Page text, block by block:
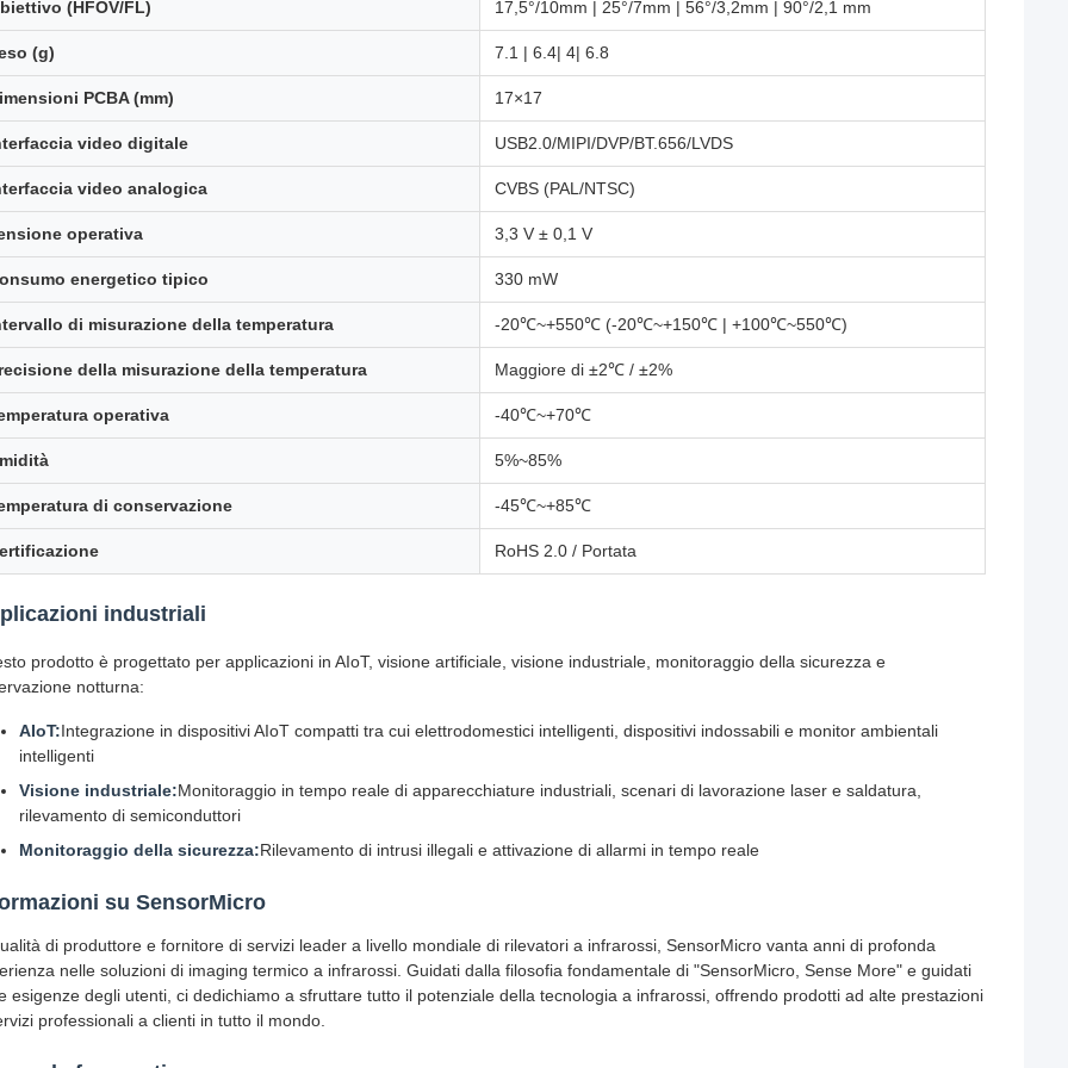
(HFOV/FL) 17,5°/10mm | 25°/7mm | 56°/3,2mm | 90°/2,1 mm
(g) 7.1 | 6.4| 4| 6.8
PCBA (mm) 17×17
video digitale USB2.0/MIPI/DVP/BT.656/LVDS
video analogica CVBS (PAL/NTSC)
operativa 3,3 V ± 0,1 V
energetico tipico 330 mW
di misurazione della temperatura -20℃~+550℃ (-20℃~+150℃ | +100℃~550℃)
della misurazione della temperatura Maggiore di ±2℃ / ±2%
operativa -40℃~+70℃
5%~85%
di conservazione -45℃~+85℃
RoHS 2.0 / Portata
industriali
prodotto è progettato per applicazioni in AIoT, visione artificiale, visione industriale, monitoraggio della sicurezza e
notturna:
AIoT:Integrazione in dispositivi AIoT compatti tra cui elettrodomestici intelligenti, dispositivi indossabili e monitor ambientali
intelligenti
Visione industriale:Monitoraggio in tempo reale di apparecchiature industriali, scenari di lavorazione laser e saldatura,
rilevamento di semiconduttori
Monitoraggio della sicurezza:Rilevamento di intrusi illegali e attivazione di allarmi in tempo reale
su SensorMicro
di produttore e fornitore di servizi leader a livello mondiale di rilevatori a infrarossi, SensorMicro vanta anni di profonda
nelle soluzioni di imaging termico a infrarossi. Guidati dalla filosofia fondamentale di "SensorMicro, Sense More" e guidati
esigenze degli utenti, ci dedichiamo a sfruttare tutto il potenziale della tecnologia a infrarossi, offrendo prodotti ad alte prestazioni
professionali a clienti in tutto il mondo.